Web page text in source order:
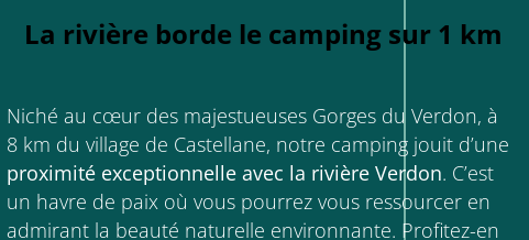
La rivière borde le camping sur 1 km
Niché au cœur des majestueuses Gorges du Verdon, à
8 km du village de Castellane, notre camping jouit d’une
proximité exceptionnelle avec la rivière Verdon. C’est
un havre de paix où vous pourrez vous ressourcer en
admirant la beauté naturelle environnante. Profitez-en